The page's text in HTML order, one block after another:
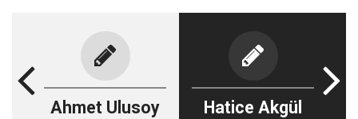
Ahmet Ulusoy Hatice Akgül